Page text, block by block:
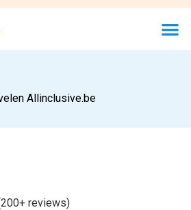
Allinclusive.be
reviews)